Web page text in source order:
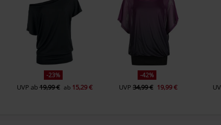
-23%
UVP ab19,99 € ab 15,29 €
-42%
UVP 34,99 € 19,99 €